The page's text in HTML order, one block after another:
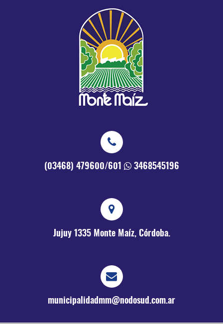
(03468) 479600/601 3468545196
Jujuy 1335 Monte Maíz, Córdoba.
municipalidadmm@nodosud.com.ar